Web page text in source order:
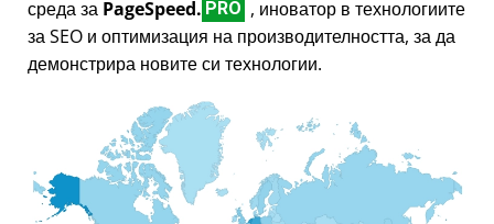
среда за PageSpeed. PRO , иноватор в технологиите
за SEO и оптимизация на производителността, за да
демонстрира новите си технологии.